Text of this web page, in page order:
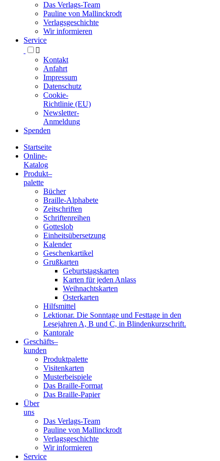
Das Verlags-Team
Pauline von Mallinckrodt
Verlagsgeschichte
Wir informieren
Service

Kontakt
Anfahrt
Impressum
Datenschutz
Cookie-
Richtlinie (EU)
Newsletter-
Anmeldung
Spenden
Blindenschrift-
Verlag
Druckerei
gGmbH
Startseite
Online-
Katalog
Produkt–
palette
Bücher
Braille-Alphabete
Zeitschriften
Schriftenreihen
Gotteslob
Einheitsübersetzung
Kalender
Geschenkartikel
Grußkarten
Geburtstagskarten
Karten für jeden Anlass
Weihnachtskarten
Osterkarten
Hilfsmittel
Lektionar. Die Sonntage und Festtage in den
Lesejahren A, B und C, in Blindenkurzschrift.
Kantorale
Geschäfts­–
kunden
Produktpalette
Visitenkarten
Musterbeispiele
Das Braille-Format
Das Braille-Papier
Über
uns
Das Verlags-Team
Pauline von Mallinckrodt
Verlagsgeschichte
Wir informieren
Service